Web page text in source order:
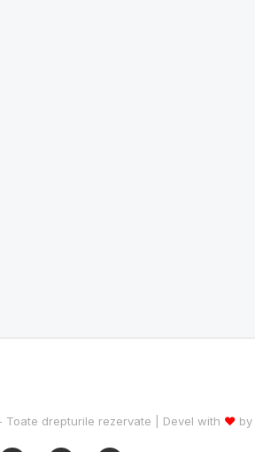
drepturile rezervate | Devel with ♥ by